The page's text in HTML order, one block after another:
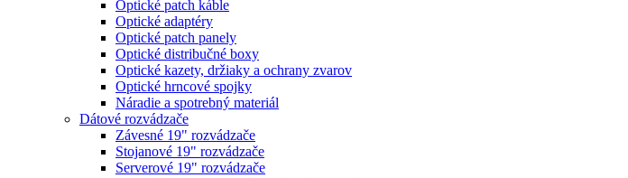
Optické patch káble
Optické adaptéry
Optické patch panely
Optické distribučné boxy
Optické kazety, držiaky a ochrany zvarov
Optické hrncové spojky
Náradie a spotrebný materiál
Dátové rozvádzače
Závesné 19" rozvádzače
Stojanové 19" rozvádzače
Serverové 19" rozvádzače